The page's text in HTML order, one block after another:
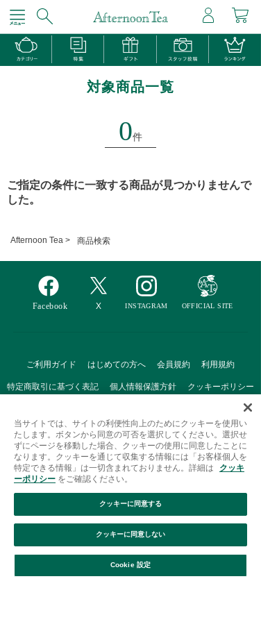
対象商品一覧
0件
絞り込み 並び替え
ご指定の条件に一致する商品が見つかりませんで
した。
Afternoon Tea > 商品検索
ご利用ガイド はじめての方へ 会員規約 利用規約
特定商取引に基づく表記 個人情報保護方針 クッキーポリシー
Afternoon Tea(アフタヌーンティー)公式オンラインストアで
は、
キッチン・ダイニングなどの生活雑貨、紅茶・焼き菓子など、
毎日新商品をご用意しています。
当サイトでは、サイトの利便性向上のためにクッキーを使用い
たします。ボタンから同意の可否を選択してください。選択せ
ずにページを移動した場合、クッキーの使用に同意したことに
なります。クッキーを通じて収集する情報には「お客様個人を
特定できる情報」は一切含まれておりません。詳細は
クッキ
ーポリシー をご確認ください。
Cookie 設定
クッキーに同意しない
クッキーに同意する